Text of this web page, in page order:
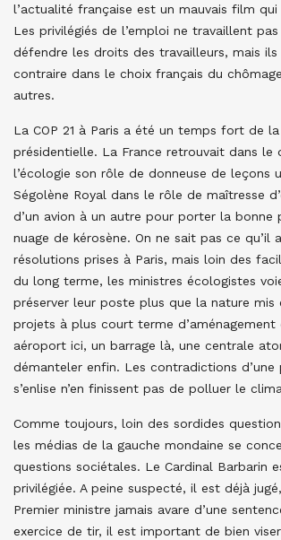
l’actualité française est un mauvais film
Les privilégiés de l’emploi ne travaillent
défendre les droits des travailleurs, mais ils
contraire dans le choix français du
autres.
La COP 21 à Paris a été un temps fort de
présidentielle. La France retrouvait dans le
l’écologie son rôle de donneuse de leçons
Ségolène Royal dans le rôle de maîtresse
d’un avion à un autre pour porter la bonne
nuage de kérosène. On ne sait pas ce qu’il
résolutions prises à Paris, mais loin des
du long terme, les ministres écologistes
préserver leur poste plus que la nature mis
projets à plus court terme
aéroport ici, un barrage là, une centrale
démanteler enfin. Les contradictions d’une
s’enlise n’en finissent pas de polluer le
Comme toujours, loin des sordides
les médias de la gauche mondaine se
questions sociétales. Le Cardinal Barbarin
privilégiée. A peine suspecté, il est déjà
Premier ministre jamais avare d’une
exercice de tir, il est important de bien